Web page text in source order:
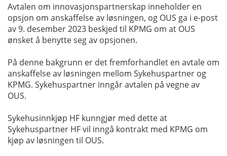
Avtalen om innovasjonspartnerskap inneholder en
opsjon om anskaffelse av løsningen, og OUS ga i e-post
av 9. desember 2023 beskjed til KPMG om at OUS
ønsket å benytte seg av opsjonen.
På denne bakgrunn er det fremforhandlet en avtale om
anskaffelse av løsningen mellom Sykehuspartner og
KPMG. Sykehuspartner inngår avtalen på vegne av
OUS.
Sykehusinnkjøp HF kunngjør med dette at
Sykehuspartner HF vil inngå kontrakt med KPMG om
kjøp av løsningen til OUS.